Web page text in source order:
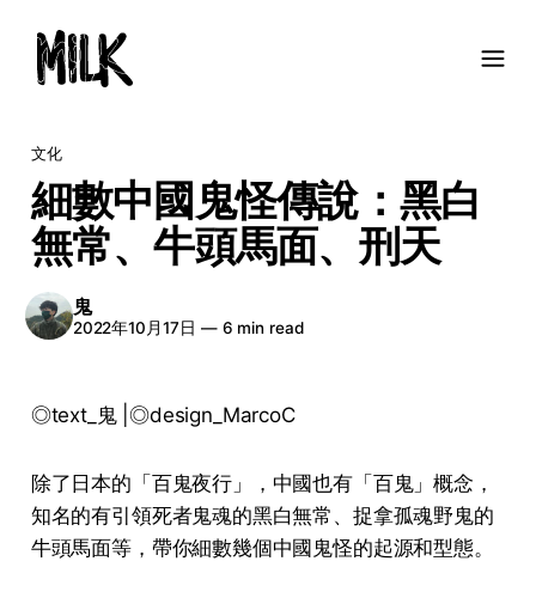
文化
細數中國鬼怪傳說：黑白
無常、牛頭馬面、刑天
鬼
2022年10月17日 —6 min read
◎text_鬼 |◎design_MarcoC
除了日本的「百鬼夜行」，中國也有「百鬼」概念，
知名的有引領死者鬼魂的黑白無常、捉拿孤魂野鬼的
牛頭馬面等，帶你細數幾個中國鬼怪的起源和型態。